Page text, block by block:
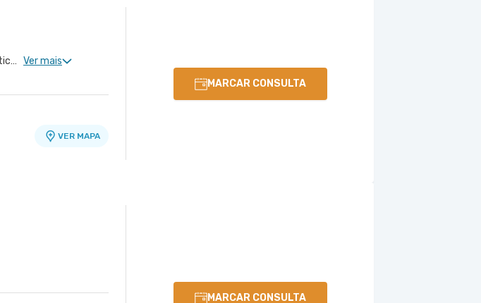
Cirurgia Geral, Cirurgia do Aparelho Digestivo, Cirurgia Robótica do Aparelho Digestivo, Transplante Hepático, Cirurgia Robótica Geral Ver mais
MARCAR CONSULTA
VER MAPA
MARCAR CONSULTA